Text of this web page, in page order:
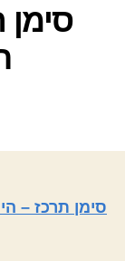
סימן תרכז –